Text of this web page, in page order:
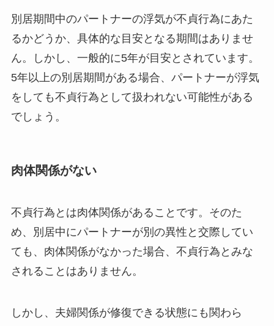
別居期間中のパートナーの浮気が不貞行為にあた
るかどうか、具体的な目安となる期間はありませ
ん。しかし、一般的に5年が目安とされています。
5年以上の別居期間がある場合、パートナーが浮気
をしても不貞行為として扱われない可能性がある
でしょう。
肉体関係がない
不貞行為とは肉体関係があることです。そのた
め、別居中にパートナーが別の異性と交際してい
ても、肉体関係がなかった場合、不貞行為とみな
されることはありません。
しかし、夫婦関係が修復できる状態にも関わら